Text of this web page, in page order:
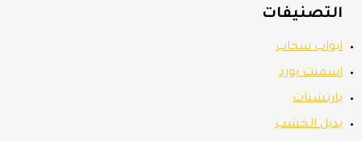
التصنيفات
ابواب سحاب
اسمنت بورد
بارتشنات
بديل الخشب